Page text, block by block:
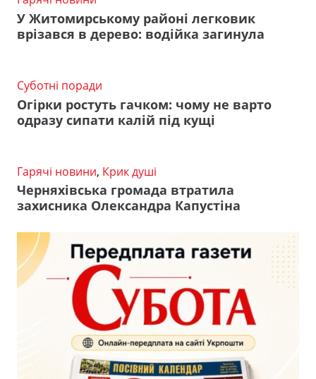
У Житомирському районі легковик
врізався в дерево: водійка загинула
Суботні поради
Огірки ростуть гачком: чому не варто
одразу сипати калій під кущі
Гарячі новини, Крик душі
Черняхівська громада втратила
захисника Олександра Капустіна